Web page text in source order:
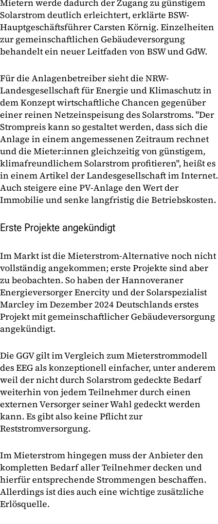
Mietern werde dadurch der Zugang zu günstigem
Solarstrom deutlich erleichtert, erklärte BSW-
Hauptgeschäftsführer Carsten Körnig. Einzelheiten
zur gemeinschaftlichen Gebäudeversorgung
behandelt ein neuer Leitfaden von BSW und GdW.
Für die Anlagenbetreiber sieht die NRW-
Landesgesellschaft für Energie und Klimaschutz in
dem Konzept wirtschaftliche Chancen gegenüber
einer reinen Netzeinspeisung des Solarstroms. "Der
Strompreis kann so gestaltet werden, dass sich die
Anlage in einem angemessenen Zeitraum rechnet
und die Mieter:innen gleichzeitig von günstigem,
klimafreundlichem Solarstrom profitieren", heißt es
in einem Artikel der Landesgesellschaft im Internet.
Auch steigere eine PV-Anlage den Wert der
Immobilie und senke langfristig die Betriebskosten.
Erste Projekte angekündigt
Im Markt ist die Mieterstrom-Alternative noch nicht
vollständig angekommen; erste Projekte sind aber
zu beobachten. So haben der Hannoveraner
Energieversorger Enercity und der Solarspezialist
Marcley im Dezember 2024 Deutschlands erstes
Projekt mit gemeinschaftlicher Gebäudeversorgung
angekündigt.
Die GGV gilt im Vergleich zum Mieterstrommodell
des EEG als konzeptionell einfacher, unter anderem
weil der nicht durch Solarstrom gedeckte Bedarf
weiterhin von jedem Teilnehmer durch einen
externen Versorger seiner Wahl gedeckt werden
kann. Es gibt also keine Pflicht zur
Reststromversorgung.
Im Mieterstrom hingegen muss der Anbieter den
kompletten Bedarf aller Teilnehmer decken und
hierfür entsprechende Strommengen beschaffen.
Allerdings ist dies auch eine wichtige zusätzliche
Erlösquelle.